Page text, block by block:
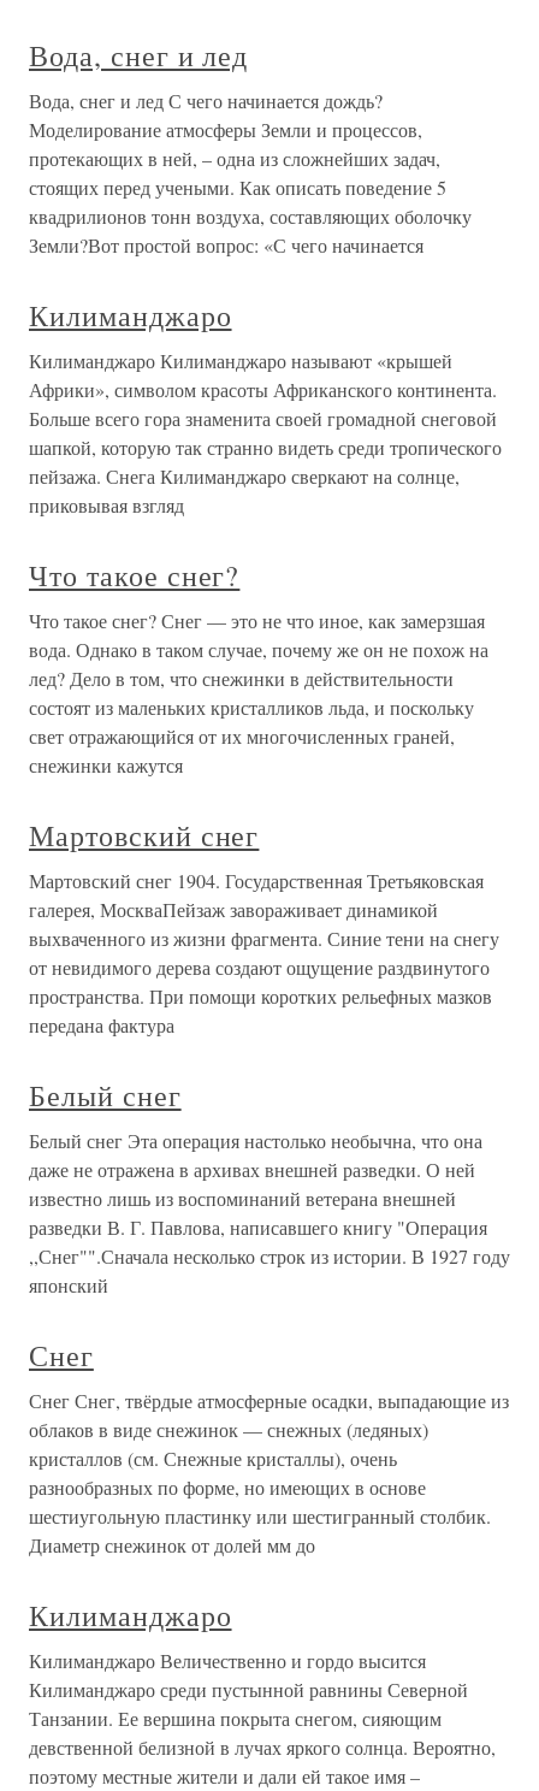
Вода, снег и лед
Вода, снег и лед С чего начинается дождь?
Моделирование атмосферы Земли и процессов,
протекающих в ней, – одна из сложнейших задач,
стоящих перед учеными. Как описать поведение 5
квадрилионов тонн воздуха, составляющих оболочку
Земли?Вот простой вопрос: «С чего начинается
Килиманджаро
Килиманджаро Килиманджаро называют «крышей
Африки», символом красоты Африканского континента.
Больше всего гора знаменита своей громадной снеговой
шапкой, которую так странно видеть среди тропического
пейзажа. Снега Килиманджаро сверкают на солнце,
приковывая взгляд
Что такое снег?
Что такое снег? Снег — это не что иное, как замерзшая
вода. Однако в таком случае, почему же он не похож на
лед? Дело в том, что снежинки в действительности
состоят из маленьких кристалликов льда, и поскольку
свет отражающийся от их многочисленных граней,
снежинки кажутся
Мартовский снег
Мартовский снег 1904. Государственная Третьяковская
галерея, МоскваПейзаж завораживает динамикой
выхваченного из жизни фрагмента. Синие тени на снегу
от невидимого дерева создают ощущение раздвинутого
пространства. При помощи коротких рельефных мазков
передана фактура
Белый снег
Белый снег Эта операция настолько необычна, что она
даже не отражена в архивах внешней разведки. О ней
известно лишь из воспоминаний ветерана внешней
разведки В. Г. Павлова, написавшего книгу "Операция
,,Снег"".Сначала несколько строк из истории. В 1927 году
японский
Снег
Снег Снег, твёрдые атмосферные осадки, выпадающие из
облаков в виде снежинок — снежных (ледяных)
кристаллов (см. Снежные кристаллы), очень
разнообразных по форме, но имеющих в основе
шестиугольную пластинку или шестигранный столбик.
Диаметр снежинок от долей мм до
Килиманджаро
Килиманджаро Величественно и гордо высится
Килиманджаро среди пустынной равнины Северной
Танзании. Ее вершина покрыта снегом, сияющим
девственной белизной в лучах яркого солнца. Вероятно,
поэтому местные жители и дали ей такое имя –